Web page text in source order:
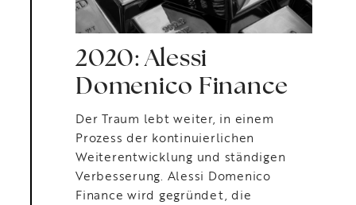
2020: Alessi
Domenico Finance
Der Traum lebt weiter, in einem
Prozess der kontinuierlichen
Weiterentwicklung und ständigen
Verbesserung. Alessi Domenico
Finance wird gegründet, die